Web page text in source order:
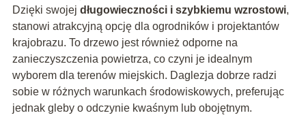
Dzięki swojej długowieczności i szybkiemu wzrostowi,
stanowi atrakcyjną opcję dla ogrodników i projektantów
krajobrazu. To drzewo jest również odporne na
zanieczyszczenia powietrza, co czyni je idealnym
wyborem dla terenów miejskich. Daglezja dobrze radzi
sobie w różnych warunkach środowiskowych, preferując
jednak gleby o odczynie kwaśnym lub obojętnym.